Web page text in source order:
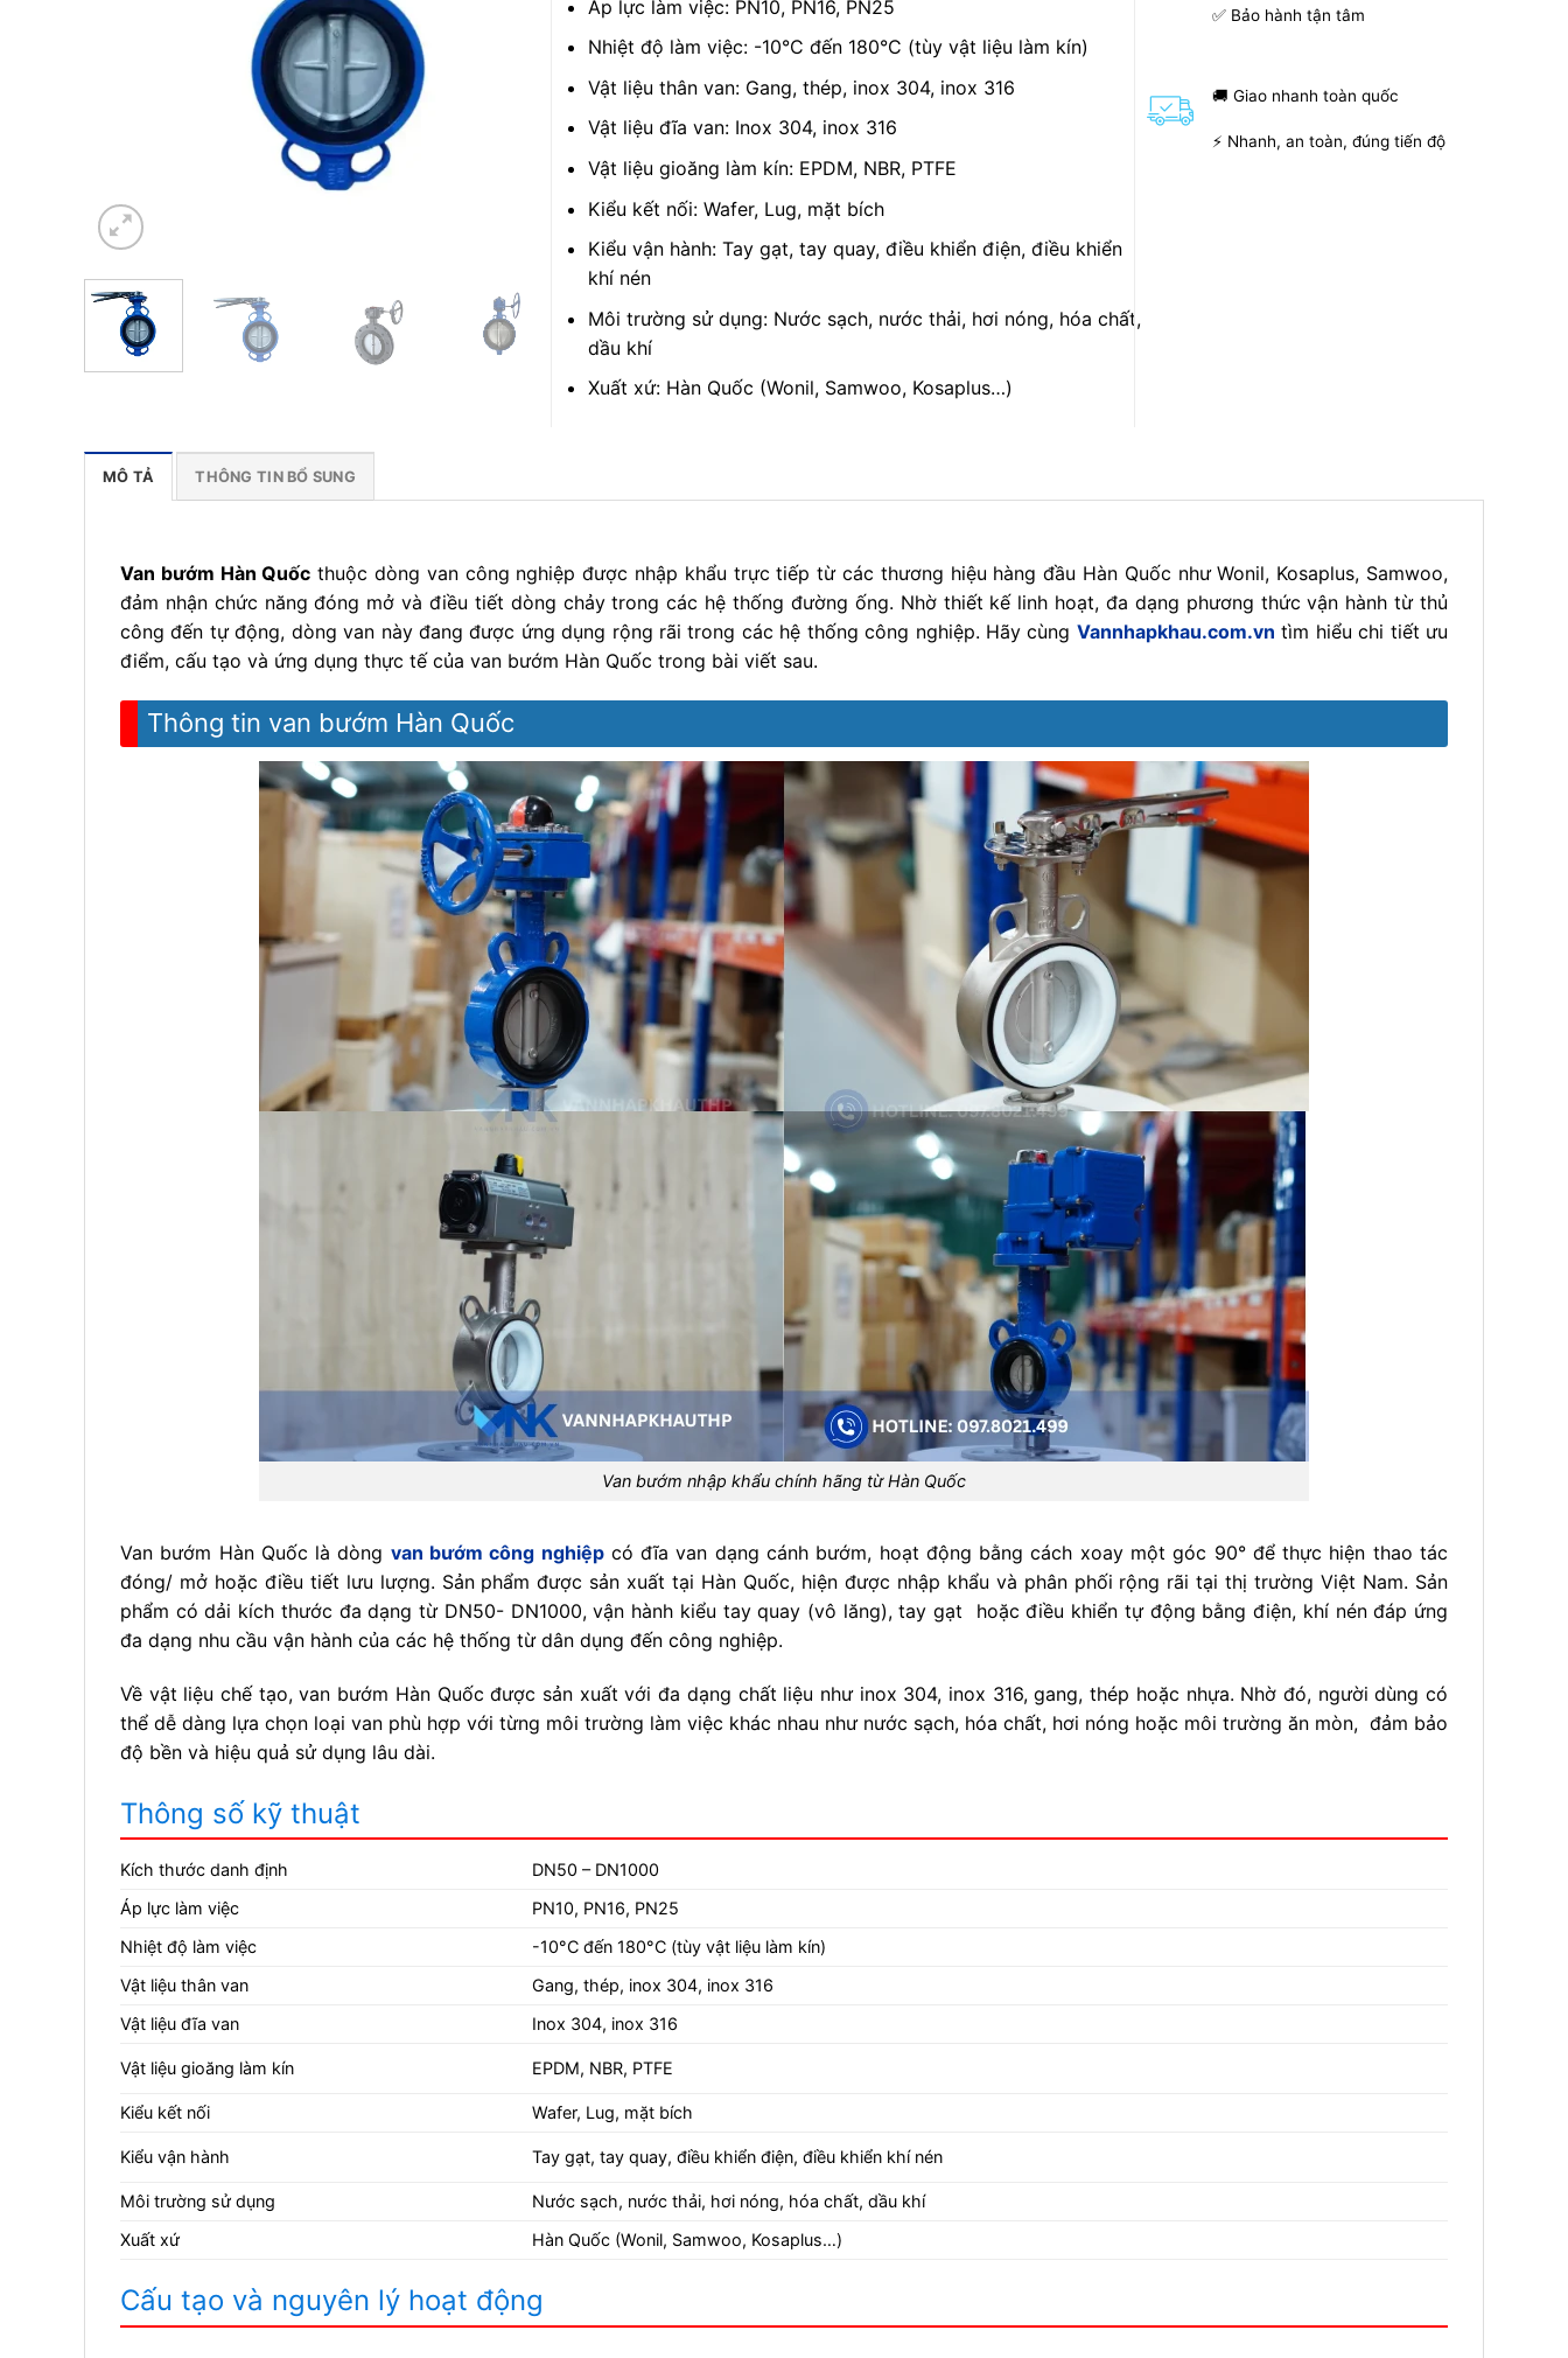
Áp lực làm việc: PN10, PN16, PN25
Nhiệt độ làm việc: -10°C đến 180°C (tùy vật liệu làm kín)
Vật liệu thân van: Gang, thép, inox 304, inox 316
Vật liệu đĩa van: Inox 304, inox 316
Vật liệu gioăng làm kín: EPDM, NBR, PTFE
Kiểu kết nối: Wafer, Lug, mặt bích
Kiểu vận hành: Tay gạt, tay quay, điều khiển điện, điều khiển
khí nén
Môi trường sử dụng: Nước sạch, nước thải, hơi nóng, hóa chất,
dầu khí
Xuất xứ: Hàn Quốc (Wonil, Samwoo, Kosaplus…)
✅ Bảo hành tận tâm
🚚 Giao nhanh toàn quốc
⚡ Nhanh, an toàn, đúng tiến độ
MÔ TẢ THÔNG TIN BỔ SUNG
Van bướm Hàn Quốc thuộc dòng van công nghiệp được nhập khẩu trực tiếp từ các thương hiệu hàng đầu Hàn Quốc như Wonil, Kosaplus, Samwoo,
đảm nhận chức năng đóng mở và điều tiết dòng chảy trong các hệ thống đường ống. Nhờ thiết kế linh hoạt, đa dạng phương thức vận hành từ thủ
công đến tự động, dòng van này đang được ứng dụng rộng rãi trong các hệ thống công nghiệp. Hãy cùng Vannhapkhau.com.vn tìm hiểu chi tiết ưu
điểm, cấu tạo và ứng dụng thực tế của van bướm Hàn Quốc trong bài viết sau.
Thông tin van bướm Hàn Quốc
Van bướm nhập khẩu chính hãng từ Hàn Quốc
Van bướm Hàn Quốc là dòng van bướm công nghiệpcó đĩa van dạng cánh bướm, hoạt động bằng cách xoay một góc 90° để thực hiện thao tác
đóng/ mở hoặc điều tiết lưu lượng. Sản phẩm được sản xuất tại Hàn Quốc, hiện được nhập khẩu và phân phối rộng rãi tại thị trường Việt Nam. Sản
phẩm có dải kích thước đa dạng từ DN50- DN1000, vận hành kiểu tay quay (vô lăng), tay gạt hoặc điều khiển tự động bằng điện, khí nén đáp ứng
đa dạng nhu cầu vận hành của các hệ thống từ dân dụng đến công nghiệp.
Về vật liệu chế tạo, van bướm Hàn Quốc được sản xuất với đa dạng chất liệu như inox 304, inox 316, gang, thép hoặc nhựa. Nhờ đó, người dùng có
thể dễ dàng lựa chọn loại van phù hợp với từng môi trường làm việc khác nhau như nước sạch, hóa chất, hơi nóng hoặc môi trường ăn mòn, đảm bảo
độ bền và hiệu quả sử dụng lâu dài.
Thông số kỹ thuật
Kích thước danh định
DN50 – DN1000
Áp lực làm việc
PN10, PN16, PN25
Nhiệt độ làm việc
-10°C đến 180°C (tùy vật liệu làm kín)
Vật liệu thân van
Gang, thép, inox 304, inox 316
Vật liệu đĩa van
Inox 304, inox 316
Vật liệu gioăng làm kín EPDM, NBR, PTFE
Kiểu kết nối Wafer, Lug, mặt bích
Kiểu vận hành Tay gạt, tay quay, điều khiển điện, điều khiển khí nén
Môi trường sử dụng
Nước sạch, nước thải, hơi nóng, hóa chất, dầu khí
Xuất xứ
Hàn Quốc (Wonil, Samwoo, Kosaplus…)
Cấu tạo và nguyên lý hoạt động